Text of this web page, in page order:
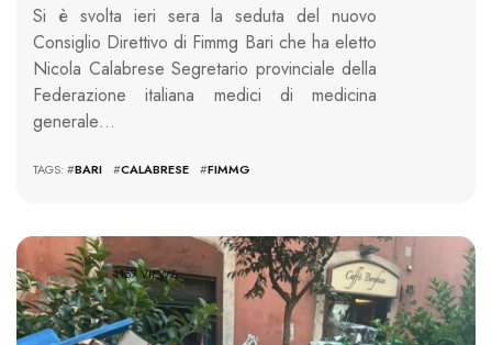
Si è svolta ieri sera la seduta del nuovo
Consiglio Direttivo di Fimmg Bari che ha eletto
Nicola Calabrese Segretario provinciale della
Federazione italiana medici di medicina
generale…
TAGS: #BARI #CALABRESE #FIMMG
1157 VIEWS